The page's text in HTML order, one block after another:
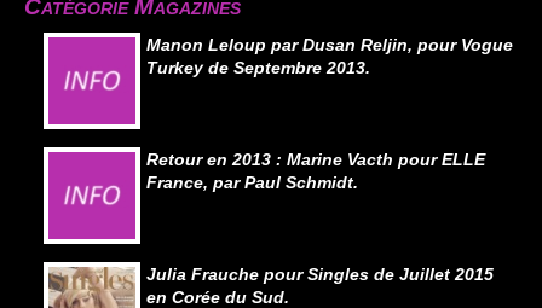
Catégorie Magazines
Manon Leloup par Dusan Reljin, pour Vogue
Turkey de Septembre 2013.
Retour en 2013 : Marine Vacth pour ELLE
France, par Paul Schmidt.
Julia Frauche pour Singles de Juillet 2015
en Corée du Sud.